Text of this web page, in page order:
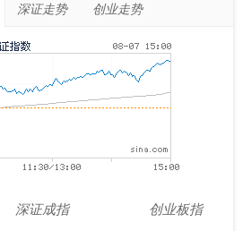
深证走势 创业走势
深证成指
创业板指